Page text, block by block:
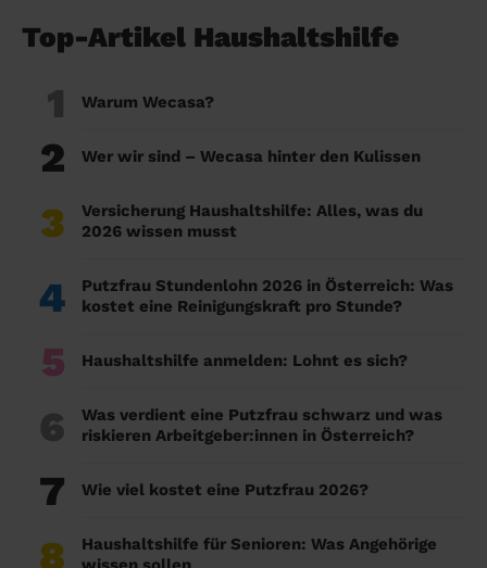
Top-Artikel Haushaltshilfe
1 Warum Wecasa?
2 Wer wir sind – Wecasa hinter den Kulissen
3
Versicherung Haushaltshilfe: Alles, was du
2026 wissen musst
4
Putzfrau Stundenlohn 2026 in Österreich: Was
kostet eine Reinigungskraft pro Stunde?
5 Haushaltshilfe anmelden: Lohnt es sich?
6
Was verdient eine Putzfrau schwarz und was
riskieren Arbeitgeber:innen in Österreich?
7 Wie viel kostet eine Putzfrau 2026?
8
Haushaltshilfe für Senioren: Was Angehörige